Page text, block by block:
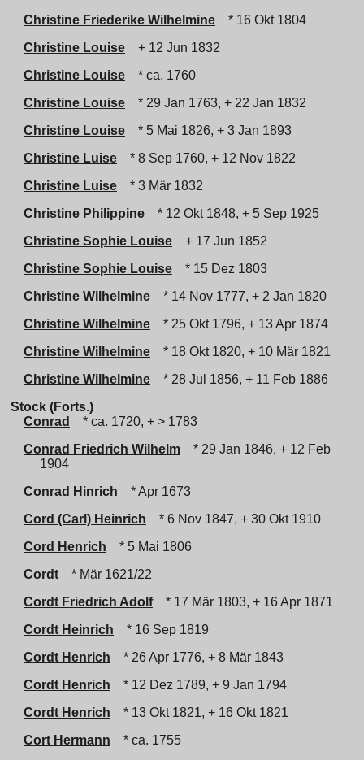
Christine Friederike Wilhelmine
* 16 Okt 1804
Christine Louise
+ 12 Jun 1832
Christine Louise
* ca. 1760
Christine Louise
* 29 Jan 1763, + 22 Jan 1832
Christine Louise
* 5 Mai 1826, + 3 Jan 1893
Christine Luise
* 8 Sep 1760, + 12 Nov 1822
Christine Luise
* 3 Mär 1832
Christine Philippine
* 12 Okt 1848, + 5 Sep 1925
Christine Sophie Louise
+ 17 Jun 1852
Christine Sophie Louise
* 15 Dez 1803
Christine Wilhelmine
* 14 Nov 1777, + 2 Jan 1820
Christine Wilhelmine
* 25 Okt 1796, + 13 Apr 1874
Christine Wilhelmine
* 18 Okt 1820, + 10 Mär 1821
Christine Wilhelmine
* 28 Jul 1856, + 11 Feb 1886
Stock (Forts.)
Conrad
* ca. 1720, + > 1783
Conrad Friedrich Wilhelm
* 29 Jan 1846, + 12 Feb
1904
Conrad Hinrich
* Apr 1673
Cord (Carl) Heinrich
* 6 Nov 1847, + 30 Okt 1910
Cord Henrich
* 5 Mai 1806
Cordt
* Mär 1621/22
Cordt Friedrich Adolf
* 17 Mär 1803, + 16 Apr 1871
Cordt Heinrich
* 16 Sep 1819
Cordt Henrich
* 26 Apr 1776, + 8 Mär 1843
Cordt Henrich
* 12 Dez 1789, + 9 Jan 1794
Cordt Henrich
* 13 Okt 1821, + 16 Okt 1821
Cort Hermann
* ca. 1755